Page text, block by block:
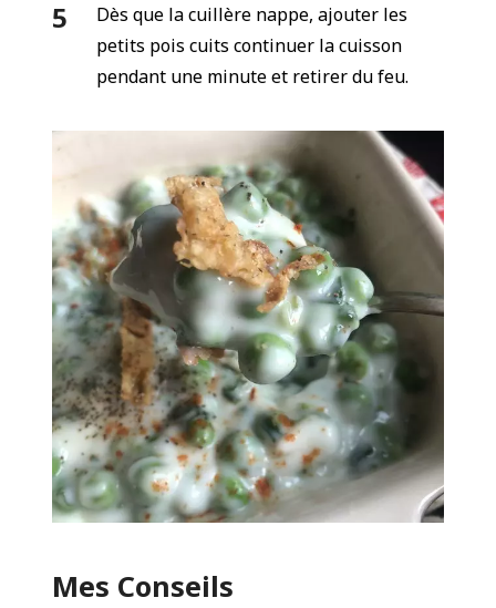
Dès que la cuillère nappe, ajouter les
petits pois cuits continuer la cuisson
pendant une minute et retirer du feu.
Mes Conseils